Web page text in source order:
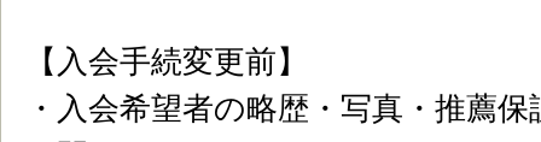
【入会手続変更前】
・入会希望者の略歴・写真・推薦